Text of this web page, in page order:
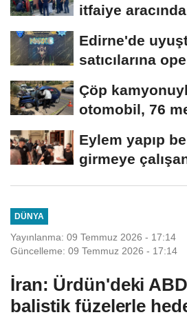
itfaiye
Edirne'de
satıcılarına
Çöp
otomobil, 76
Eylem yapıp
girmeye
DÜNYA
Yayınlanma: 09 Temmuz 2026 - 17:14
Güncelleme: 09 Temmuz 2026 - 17:14
İran: Ürdün'deki
balistik füzelerle